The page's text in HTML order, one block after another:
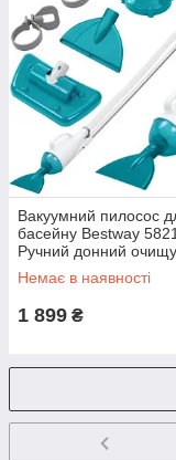
Вакуумний пилосос
басейну Bestway
Ручний донний
чаші басейнів та спа,
1.9 м, шланг 6 метрів
Немає в наявності
1 899 ₴